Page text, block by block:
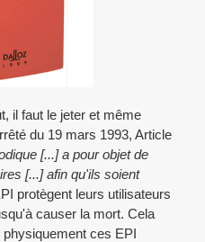
il faut le jeter et même
du 19 mars 1993, Article
[...] a pour objet de
[...] afin qu'ils soient
protègent leurs utilisateurs
causer la mort. Cela
physiquement ces EPI